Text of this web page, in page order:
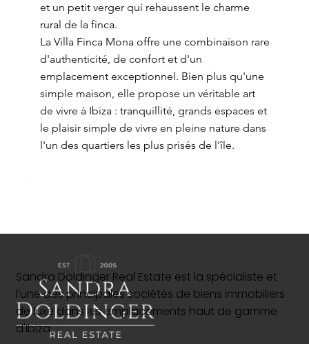
et un petit verger qui rehaussent le charme
rural de la finca.
La Villa Finca Mona offre une combinaison rare
d'authenticité, de confort et d'un
emplacement exceptionnel. Bien plus qu'une
simple maison, elle propose un véritable art
de vivre à Ibiza : tranquillité, grands espaces et
le plaisir simple de vivre en pleine nature dans
l'un des quartiers les plus prisés de l'île.
Sandra Doldinger Real Estate est la spécialiste et
l'une des principales sociétés de biens immobiliers
de luxe dans les emplacements haut de gamme
d'Ibiza.